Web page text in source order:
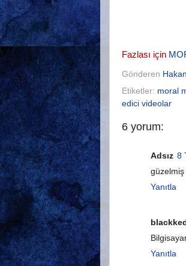
Fazlası için
Gönderen
Etiketler: moral
edici videolar
6 yorum:
Adsız 8
güzelmiş
Yanıtla
Yanıtla